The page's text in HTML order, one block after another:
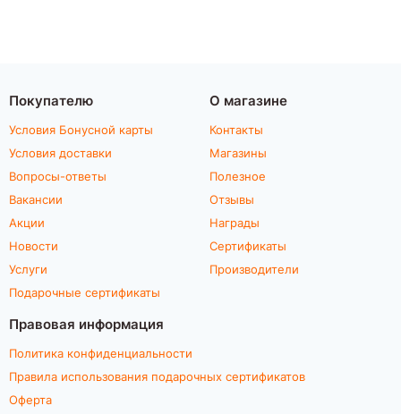
Покупателю
Условия Бонусной карты
Условия доставки
Вопросы-ответы
Вакансии
Акции
Новости
Услуги
Подарочные сертификаты
О магазине
Контакты
Магазины
Полезное
Отзывы
Награды
Сертификаты
Производители
Правовая информация
Политика конфиденциальности
Правила использования подарочных сертификатов
Оферта